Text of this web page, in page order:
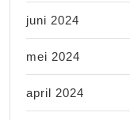
juni 2024
mei 2024
april 2024